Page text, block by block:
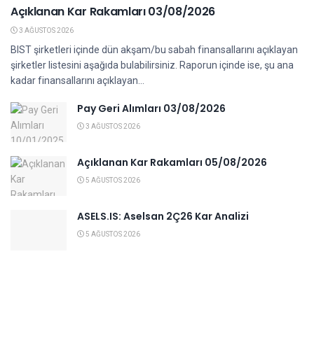
Açıklanan Kar Rakamları 03/08/2026
3 AĞUSTOS 2026
BIST şirketleri içinde dün akşam/bu sabah finansallarını açıklayan
şirketler listesini aşağıda bulabilirsiniz. Raporun içinde ise, şu ana
kadar finansallarını açıklayan...
Pay Geri Alımları 03/08/2026
3 AĞUSTOS 2026
Açıklanan Kar Rakamları 05/08/2026
5 AĞUSTOS 2026
ASELS.IS: Aselsan 2Ç26 Kar Analizi
5 AĞUSTOS 2026